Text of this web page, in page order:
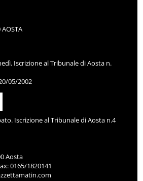
Iscrizione al Tribunale di Aosta n.
05/2002
Iscrizione al Tribunale di Aosta n.4
Aosta
0165/1820141